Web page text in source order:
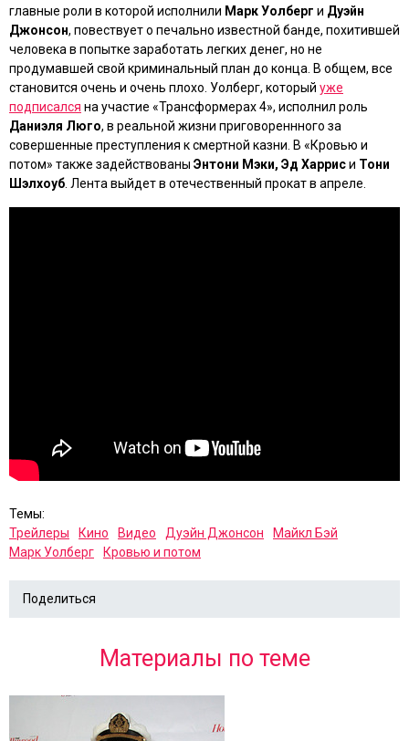
главные роли в которой исполнили Марк Уолберг и Дуэйн
Джонсон, повествует о печально известной банде, похитившей
человека в попытке заработать легких денег, но не
продумавшей свой криминальный план до конца. В общем, все
становится очень и очень плохо. Уолберг, который уже
подписался на участие «Трансформерах 4», исполнил роль
Даниэля Люго, в реальной жизни приговореннного за
совершенные преступления к смертной казни. В «Кровью и
потом» также задействованы Энтони Мэки, Эд Харриси Тони
Шэлхоуб . Лента выйдет в отечественный прокат в апреле.
Темы:
Трейлеры
Кино Видео Дуэйн Джонсон
Майкл Бэй
Марк Уолберг
Кровью и потом
Поделиться
Материалы по теме